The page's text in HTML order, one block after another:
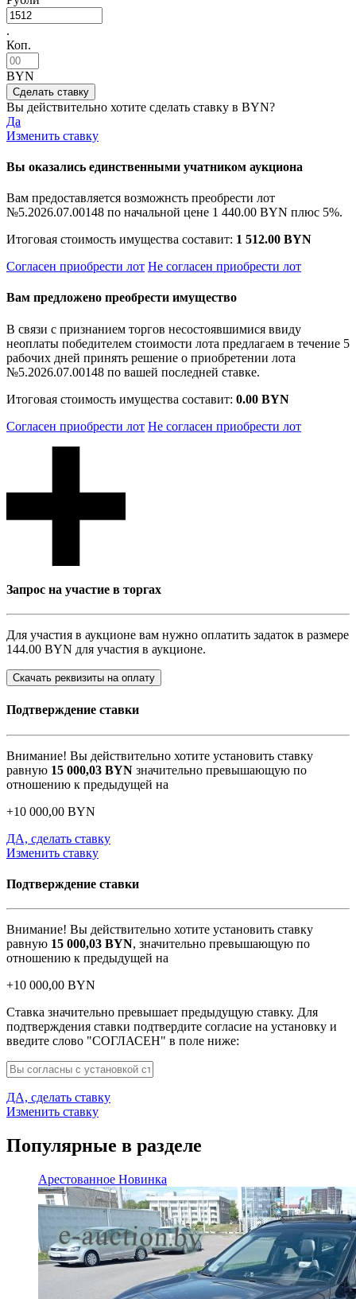
.
Коп.
BYN
Вы действительно хотите сделать ставку в BYN?
Да
Изменить ставку
Вы оказались единственными учатником аукциона
Вам предоставляется возможнсть преобрести лот
№5.2026.07.00148 по начальной цене 1 440.00 BYN плюс 5%.
Итоговая стоимость имущества составит: 1 512.00 BYN
Согласен приобрести лот Не согласен приобрести лот
Вам предложено преобрести имущество
В связи с признанием торгов несостоявшимися ввиду
неоплаты победителем стоимости лота предлагаем в течение 5
рабочих дней принять решение о приобретении лота
№5.2026.07.00148 по вашей последней ставке.
Итоговая стоимость имущества составит: 0.00 BYN
Согласен приобрести лот Не согласен приобрести лот
Запрос на участие в торгах
Для участия в аукционе вам нужно оплатить задаток в размере
144.00 BYN для участия в аукционе.
Скачать реквизиты на оплату
Подтверждение ставки
Внимание! Вы действительно хотите установить ставку
равную 15 000,03 BYN значительно превышающую по
отношению к предыдущей на
+10 000,00 BYN
ДА, сделать ставку
Изменить ставку
Подтверждение ставки
Внимание! Вы действительно хотите установить ставку
равную 15 000,03 BYN, значительно превышающую по
отношению к предыдущей на
+10 000,00 BYN
Ставка значительно превышает предыдущую ставку. Для
подтверждения ставки подтвердите согласие на установку и
введите слово "СОГЛАСЕН" в поле ниже:
ДА, сделать ставку
Изменить ставку
Популярные в разделе
Арестованное Новинка